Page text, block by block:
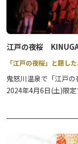
②日光の社寺の混雑
江戸の夜桜
「江戸の夜桜」と題し
鬼怒川温泉で「江戸の
2024年4月6日(土)限